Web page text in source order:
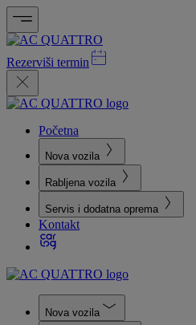
Rezerviši termin
Početna
Nova vozila
Rabljena vozila
Servis i dodatna oprema
Kontakt
Nova vozila